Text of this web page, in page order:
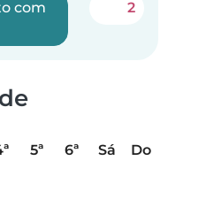
com
2
5ª 6ª Sá
Do